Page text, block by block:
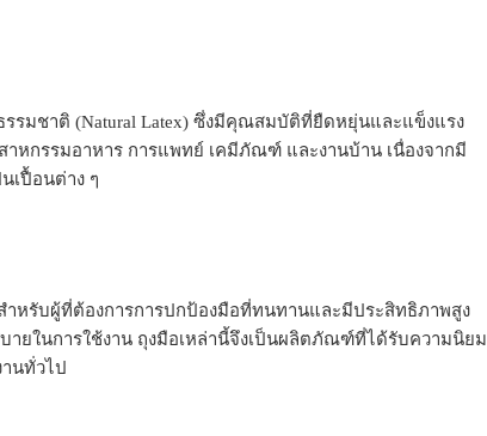
รมชาติ (Natural Latex) ซึ่งมีคุณสมบัติที่ยืดหยุ่นและแข็งแรง
หกรรมอาหาร การแพทย์ เคมีภัณฑ์ และงานบ้าน เนื่องจากมี
เปื้อนต่าง ๆ
ำหรับผู้ที่ต้องการการปกป้องมือที่ทนทานและมีประสิทธิภาพสูง
ยในการใช้งาน ถุงมือเหล่านี้จึงเป็นผลิตภัณฑ์ที่ได้รับความนิยม
นทั่วไป